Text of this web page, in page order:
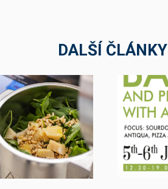
DALŠÍ ČLÁNKY